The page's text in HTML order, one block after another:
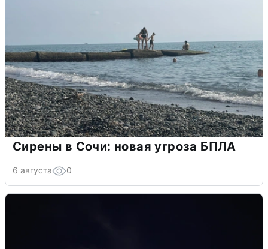
Сирены в Сочи: новая угроза БПЛА
6 августа 0